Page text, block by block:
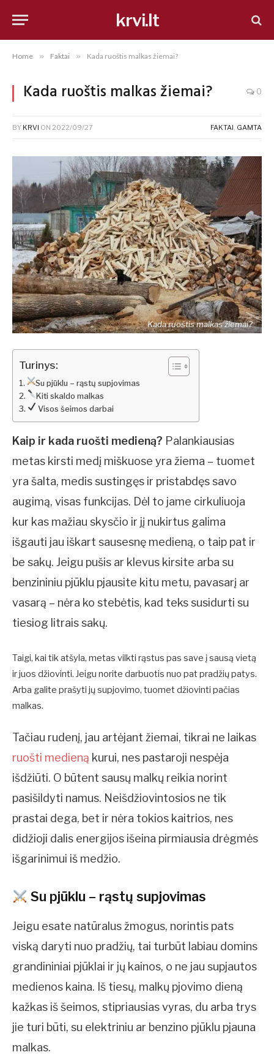
krvi.lt
Home » Faktai » Kada ruoštis malkas žiemai?
Kada ruoštis malkas žiemai? 0
BY KRVI ON 2022/09/27 FAKTAI, GAMTA
Kada ruoštis malkas žiemai?
Turinys:
Su pjūklu – rąstų supjovimas
Kiti skaldo malkas
Visos šeimos darbai
Kaip ir kada ruošti medieną? Palankiausias
metas kirsti medį miškuose yra žiema – tuomet
yra šalta, medis sustingęs ir pristabdęs savo
augimą, visas funkcijas. Dėl to jame cirkuliuoja
kur kas mažiau skysčio ir jį nukirtus galima
išgauti jau iškart sausesnę medieną, o taip pat ir
be sakų. Jeigu pušis ar klevus kirsite arba su
benzininiu pjūklu pjausite kitu metu, pavasarį ar
vasarą – nėra ko stebėtis, kad teks susidurti su
tiesiog litrais sakų.
Taigi, kai tik atšyla, metas vilkti rąstus pas save į sausą vietą
ir juos džiovinti. Jeigu norite darbuotis nuo pat pradžių patys.
Arba galite prašyti jų supjovimo, tuomet džiovinti pačias
malkas.
Tačiau rudenį, jau artėjant žiemai, tikrai ne laikas
ruošti medieną kurui, nes pastaroji nespėja
išdžiūti. O būtent sausų malkų reikia norint
pasišildyti namus. Neišdžiovintosios ne tik
prastai dega, bet ir nėra tokios kaitrios, nes
didžioji dalis energijos išeina pirmiausia drėgmės
išgarinimui iš medžio.
Su pjūklu – rąstų supjovimas
Jeigu esate natūralus žmogus, norintis pats
viską daryti nuo pradžių, tai turbūt labiau domins
grandininiai pjūklai ir jų kainos, o ne jau supjautos
medienos kaina. Iš tiesų, malkų pjovimo dieną
kažkas iš šeimos, stipriausias vyras, du arba trys
jie turi būti, su elektriniu ar benzino pjūklu pjauna
malkas.